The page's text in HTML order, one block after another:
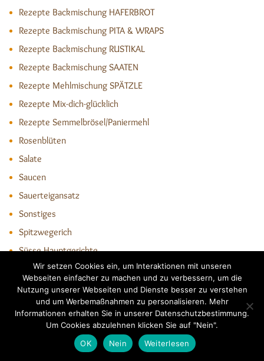
Rezepte Backmischung HAFERBROT
Rezepte Backmischung PITA & WRAPS
Rezepte Backmischung RUSTIKAL
Rezepte Backmischung SAATEN
Rezepte Mehlmischung SPÄTZLE
Rezepte Mix-dich-glücklich
Rezepte Semmelbrösel/Paniermehl
Rosenblüten
Salate
Saucen
Sauerteigansatz
Sonstiges
Spitzwegerich
Süsse Hauptgerichte
Süße Leckereien
Süsses Kleingebäck
Torten
Trockene Kuchen
Wir setzen Cookies ein, um Interaktionen mit unseren
Webseiten einfacher zu machen und zu verbessern, um die
Nutzung unserer Webseiten und Dienste besser zu verstehen
und um Werbemaßnahmen zu personalisieren. Mehr
Informationen erhalten Sie in unserer Datenschutzbestimmung.
Um Cookies abzulehnen klicken Sie auf "Nein".
OK
Nein Weiterlesen